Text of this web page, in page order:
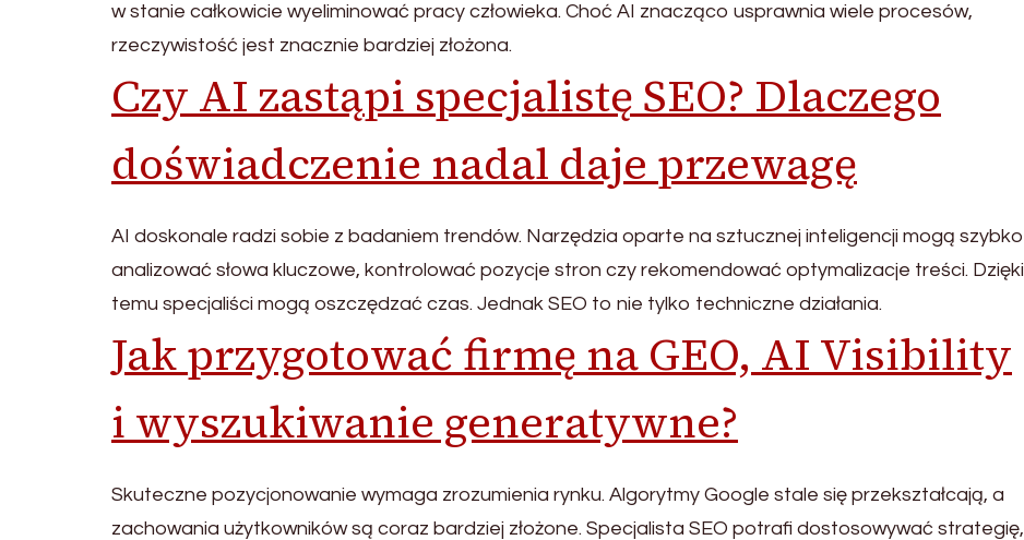
w stanie całkowicie wyeliminować pracy człowieka. Choć AI znacząco usprawnia wiele procesów,
rzeczywistość jest znacznie bardziej złożona.
Czy AI zastąpi specjalistę SEO? Dlaczego
doświadczenie nadal daje przewagę
AI doskonale radzi sobie z badaniem trendów. Narzędzia oparte na sztucznej inteligencji mogą szybko
analizować słowa kluczowe, kontrolować pozycje stron czy rekomendować optymalizacje treści. Dzięki
temu specjaliści mogą oszczędzać czas. Jednak SEO to nie tylko techniczne działania.
Jak przygotować firmę na GEO, AI Visibility
i wyszukiwanie generatywne?
Skuteczne pozycjonowanie wymaga zrozumienia rynku. Algorytmy Google stale się przekształcają, a
zachowania użytkowników są coraz bardziej złożone. Specjalista SEO potrafi dostosowywać strategię,